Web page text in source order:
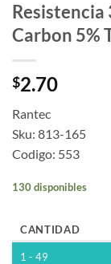
Carbon 5%
$2.70
Rantec
Sku: 813-165
Codigo: 553
130 disponibles
CANTIDAD
1 - 49